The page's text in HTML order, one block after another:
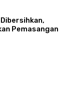
Pemasangan